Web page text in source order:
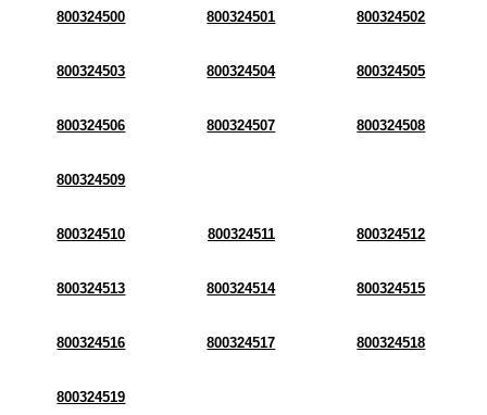
800324500 800324501 800324502
800324503 800324504 800324505
800324506 800324507 800324508
800324509
800324510 800324511 800324512
800324513 800324514 800324515
800324516 800324517 800324518
800324519